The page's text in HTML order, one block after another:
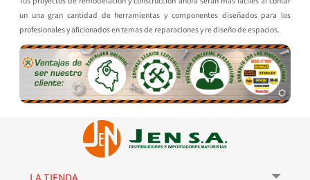
un una gran cantidad de herramientas y componentes diseñados para los
profesionales y aficionados en temas de reparaciones y re diseño de espacios.
LA TIENDA +